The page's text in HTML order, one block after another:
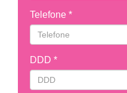
Telefone *
DDD *